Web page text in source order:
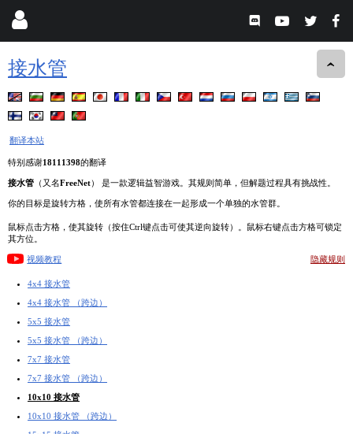
接水管
翻译本站
特别感谢18111398的翻译
接水管 （又名FreeNet） 是一款逻辑益智游戏。其规则简单，但解题过程具有挑战性。
你的目标是旋转方格，使所有水管都连接在一起形成一个单独的水管群。
鼠标点击方格，使其旋转（按住Ctrl键点击可使其逆向旋转）。鼠标右键点击方格可锁定
其方位。
视频教程 隐藏规则
4x4 接水管
4x4 接水管 （跨边）
5x5 接水管
5x5 接水管 （跨边）
7x7 接水管
7x7 接水管 （跨边）
10x10 接水管
10x10 接水管 （跨边）